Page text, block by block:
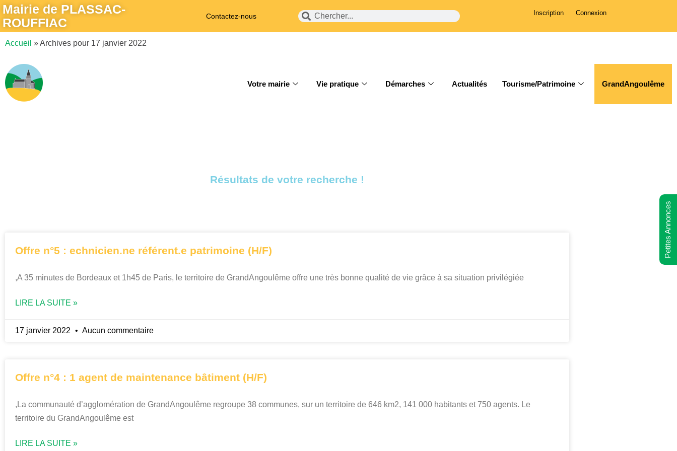
Mairie de PLASSAC-
ROUFFIAC
Contactez-nous Inscription Connexion
Accueil »Archives pour 17 janvier 2022
Votre mairie Vie pratique Démarches Actualités Tourisme/Patrimoine GrandAngoulême
Résultats de votre recherche !
Offre n°5 : echnicien.ne référent.e patrimoine (H/F)
,A 35 minutes de Bordeaux et 1h45 de Paris, le territoire de GrandAngoulême offre une très bonne qualité de vie grâce à sa situation privilégiée
LIRE LA SUITE »
17 janvier 2022 Aucun commentaire
Offre n°4 : 1 agent de maintenance bâtiment (H/F)
,La communauté d’agglomération de GrandAngoulême regroupe 38 communes, sur un territoire de 646 km2, 141 000 habitants et 750 agents. Le
territoire du GrandAngoulême est
LIRE LA SUITE »
Petites Annonces